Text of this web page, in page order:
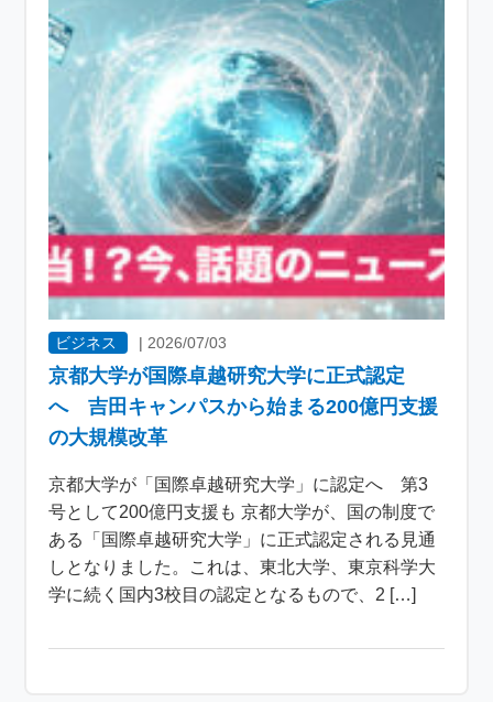
ビジネス |2026/07/03
京都大学が国際卓越研究大学に正式認定
へ 吉田キャンパスから始まる200億円支援
の大規模改革
京都大学が「国際卓越研究大学」に認定へ 第3
号として200億円支援も 京都大学が、国の制度で
ある「国際卓越研究大学」に正式認定される見通
しとなりました。これは、東北大学、東京科学大
学に続く国内3校目の認定となるもので、2 […]